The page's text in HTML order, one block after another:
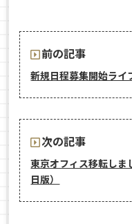
前の記事
新規日程募集開始ライ
次の記事
東京オフィス移転しま
日版）